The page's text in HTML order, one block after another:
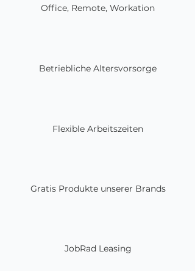
Office, Remote, Workation
Betriebliche Altersvorsorge
Flexible Arbeitszeiten
Gratis Produkte unserer Brands
JobRad Leasing